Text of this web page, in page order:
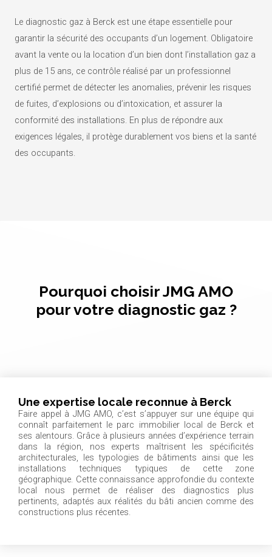
Le diagnostic gaz à Berck est une étape essentielle pour
garantir la sécurité des occupants d’un logement. Obligatoire
avant la vente ou la location d’un bien dont l’installation gaz a
plus de 15 ans, ce contrôle réalisé par un professionnel
certifié permet de détecter les anomalies, prévenir les risques
de fuites, d’explosions ou d’intoxication, et assurer la
conformité des installations. En plus de répondre aux
exigences légales, il protège durablement vos biens et la santé
des occupants.
Pourquoi choisir JMG AMO
pour votre diagnostic gaz ?
Une expertise locale reconnue à Berck
Faire appel à JMG AMO, c’est s’appuyer sur une équipe qui
connaît parfaitement le parc immobilier local de Berck et
ses alentours. Grâce à plusieurs années d’expérience terrain
dans la région, nos experts maîtrisent les spécificités
architecturales, les typologies de bâtiments ainsi que les
installations techniques typiques de cette zone
géographique. Cette connaissance approfondie du contexte
local nous permet de réaliser des diagnostics plus
pertinents, adaptés aux réalités du bâti ancien comme des
constructions plus récentes.